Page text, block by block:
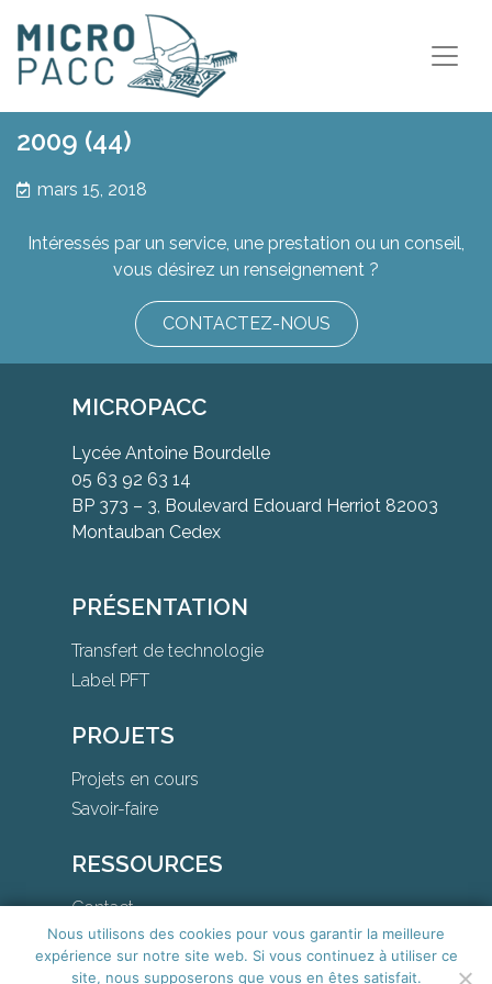
2009 (44)
mars 15, 2018
Intéressés par un service, une prestation ou un conseil,
vous désirez un renseignement ?
CONTACTEZ-NOUS
MICROPACC
Lycée Antoine Bourdelle
05 63 92 63 14
BP 373 – 3, Boulevard Edouard Herriot 82003
Montauban Cedex
PRÉSENTATION
Transfert de technologie
Label PFT
PROJETS
Projets en cours
Savoir-faire
RESSOURCES
Contact
Téléchargements
Nous utilisons des cookies pour vous garantir la meilleure
expérience sur notre site web. Si vous continuez à utiliser ce
site, nous supposerons que vous en êtes satisfait.